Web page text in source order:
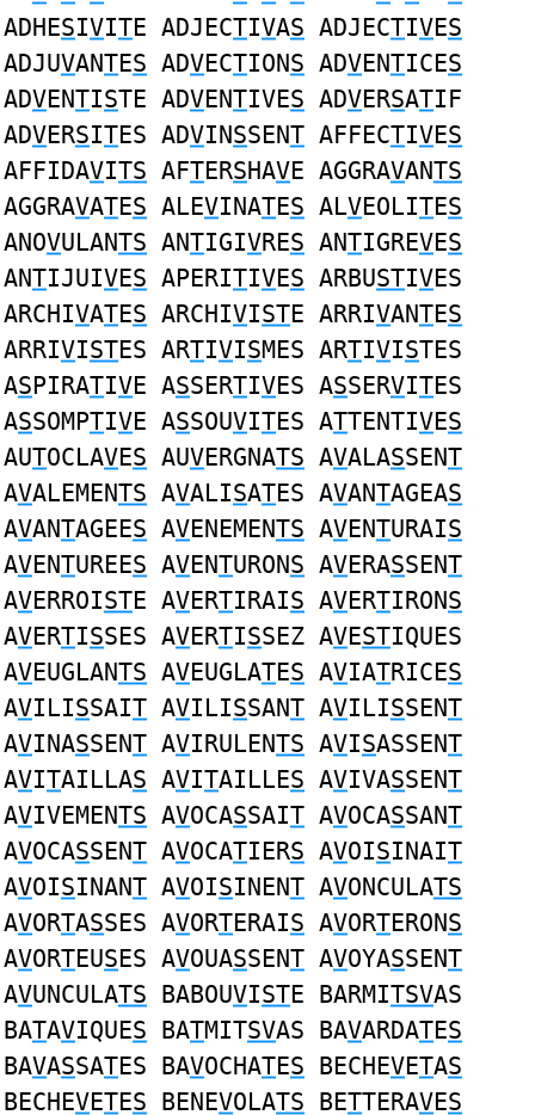
ADHESIVITE ADJECTIVAS ADJECTIVES
ADJUVANTES ADVECTIONS ADVENTICES
ADVENTISTE ADVENTIVES ADVERSATIF
ADVERSITES ADVINSSENT AFFECTIVES
AFFIDAVITS AFTERSHAVE AGGRAVANTS
AGGRAVATES ALEVINATES ALVEOLITES
ANOVULANTS ANTIGIVRES ANTIGREVES
ANTIJUIVES APERITIVES ARBUSTIVES
ARCHIVATES ARCHIVISTE ARRIVANTES
ARRIVISTES ARTIVISMES ARTIVISTES
ASPIRATIVE ASSERTIVES ASSERVITES
ASSOMPTIVE ASSOUVITES ATTENTIVES
AUTOCLAVES AUVERGNATS AVALASSENT
AVALEMENTS AVALISATES AVANTAGEAS
AVANTAGEES AVENEMENTS AVENTURAIS
AVENTUREES AVENTURONS AVERASSENT
AVERROISTE AVERTIRAIS AVERTIRONS
AVERTISSES AVERTISSEZ AVESTIQUES
AVEUGLANTS AVEUGLATES AVIATRICES
AVILISSAIT AVILISSANT AVILISSENT
AVINASSENT AVIRULENTS AVISASSENT
AVITAILLAS AVITAILLES AVIVASSENT
AVIVEMENTS AVOCASSAIT AVOCASSANT
AVOCASSENT AVOCATIERS AVOISINAIT
AVOISINANT AVOISINENT AVONCULATS
AVORTASSES AVORTERAIS AVORTERONS
AVORTEUSES AVOUASSENT AVOYASSENT
AVUNCULATS BABOUVISTE BARMITSVAS
BATAVIQUES BATMITSVAS BAVARDATES
BAVASSATES BAVOCHATES BECHEVETAS
BECHEVETES BENEVOLATS BETTERAVES